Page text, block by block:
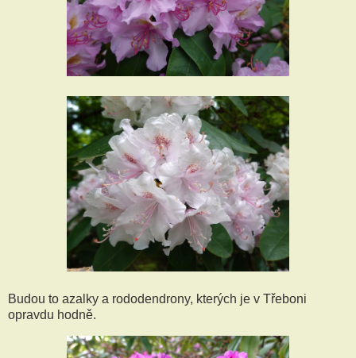
Budou to azalky a rododendrony, kterých je v Třeboni
opravdu hodně.